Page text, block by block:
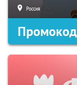
Россия
Промокод